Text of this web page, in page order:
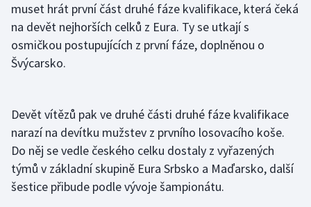
Lezení
Lyže a snowboard
Motorsport
Olympijské hry
Parasport
muset hrát první část druhé fáze kvalifikace, která čeká
na devět nejhorších celků z Eura. Ty se utkají s
osmičkou postupujících z první fáze, doplněnou o
Švýcarsko.
Devět vítězů pak ve druhé části druhé fáze kvalifikace
narazí na devítku mužstev z prvního losovacího koše.
Do něj se vedle českého celku dostaly z vyřazených
týmů v základní skupině Eura Srbsko a Maďarsko, další
šestice přibude podle vývoje šampionátu.